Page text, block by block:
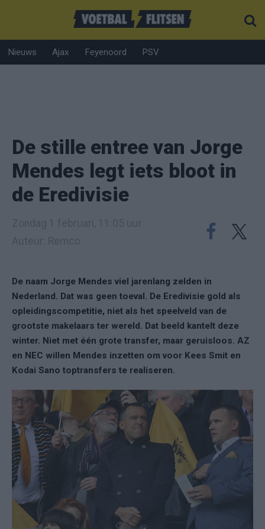
Nieuws Ajax Feyenoord PSV
De stille entree van Jorge
Mendes legt iets bloot in
de Eredivisie
De naam Jorge Mendes viel jarenlang zelden in
Nederland. Dat was geen toeval. De Eredivisie gold als
opleidingscompetitie, niet als het speelveld van de
grootste makelaars ter wereld. Dat beeld kantelt deze
winter. Niet met één grote transfer, maar geruisloos. AZ
en NEC willen Mendes inzetten om voor Kees Smit en
Kodai Sano toptransfers te realiseren.